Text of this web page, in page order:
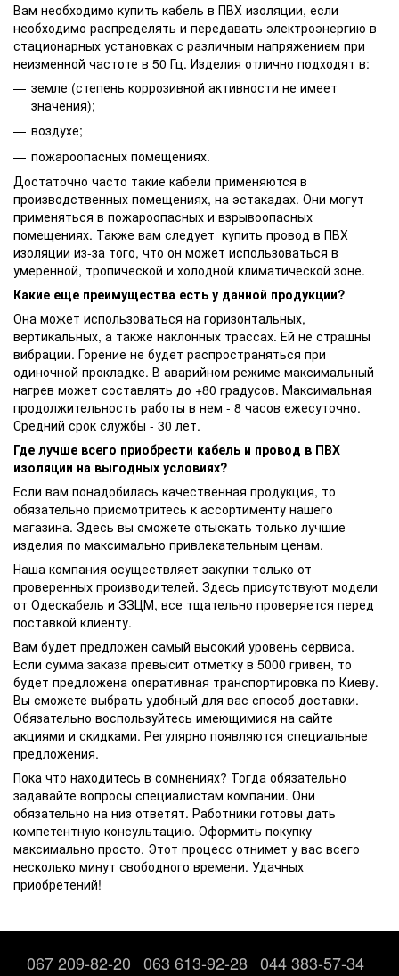
Вам необходимо купить кабель в ПВХ изоляции, если
необходимо распределять и передавать электроэнергию в
стационарных установках с различным напряжением при
неизменной частоте в 50 Гц. Изделия отлично подходят в:
земле (степень коррозивной активности не имеет
значения);
воздухе;
пожароопасных помещениях.
Достаточно часто такие кабели применяются в
производственных помещениях, на эстакадах. Они могут
применяться в пожароопасных и взрывоопасных
помещениях. Также вам следует купить провод в ПВХ
изоляции из-за того, что он может использоваться в
умеренной, тропической и холодной климатической зоне.
Какие еще преимущества есть у данной продукции?
Она может использоваться на горизонтальных,
вертикальных, а также наклонных трассах. Ей не страшны
вибрации. Горение не будет распространяться при
одиночной прокладке. В аварийном режиме максимальный
нагрев может составлять до +80 градусов. Максимальная
продолжительность работы в нем - 8 часов ежесуточно.
Средний срок службы - 30 лет.
Где лучше всего приобрести кабель и провод в ПВХ
изоляции на выгодных условиях?
Если вам понадобилась качественная продукция, то
обязательно присмотритесь к ассортименту нашего
магазина. Здесь вы сможете отыскать только лучшие
изделия по максимально привлекательным ценам.
Наша компания осуществляет закупки только от
проверенных производителей. Здесь присутствуют модели
от Одескабель и ЗЗЦМ, все тщательно проверяется перед
поставкой клиенту.
Вам будет предложен самый высокий уровень сервиса.
Если сумма заказа превысит отметку в 5000 гривен, то
будет предложена оперативная транспортировка по Киеву.
Вы сможете выбрать удобный для вас способ доставки.
Обязательно воспользуйтесь имеющимися на сайте
акциями и скидками. Регулярно появляются специальные
предложения.
Пока что находитесь в сомнениях? Тогда обязательно
задавайте вопросы специалистам компании. Они
обязательно на низ ответят. Работники готовы дать
компетентную консультацию. Оформить покупку
максимально просто. Этот процесс отнимет у вас всего
несколько минут свободного времени. Удачных
приобретений!
067 209-82-20 063 613-92-28 044 383-57-34